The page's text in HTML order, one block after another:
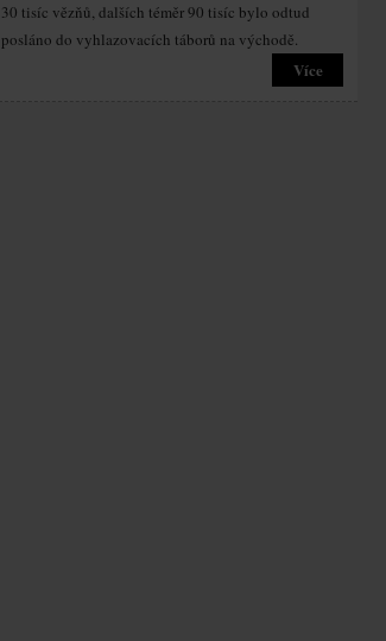
30 tisíc vězňů, dalších téměr 90 tisíc bylo odtud
posláno do vyhlazovacích táborů na východě.
Více